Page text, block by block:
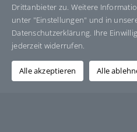
Über den Autor:
Drittanbieter zu. Weitere
unter "Einstellungen" und in
Datenschutzerklärung. Ihre
jederzeit widerrufen.
Alle akzeptieren Alle